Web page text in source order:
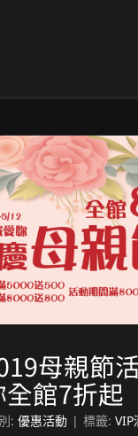
母親節
館7折起
: 優惠活動 | 標籤: VIP